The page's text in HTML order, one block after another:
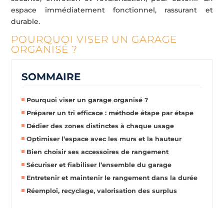
espace immédiatement fonctionnel, rassurant et
durable.
POURQUOI VISER UN GARAGE
ORGANISÉ ?
SOMMAIRE
Pourquoi viser un garage organisé ?
Préparer un tri efficace : méthode étape par étape
Dédier des zones distinctes à chaque usage
Optimiser l’espace avec les murs et la hauteur
Bien choisir ses accessoires de rangement
Sécuriser et fiabiliser l’ensemble du garage
Entretenir et maintenir le rangement dans la durée
Réemploi, recyclage, valorisation des surplus